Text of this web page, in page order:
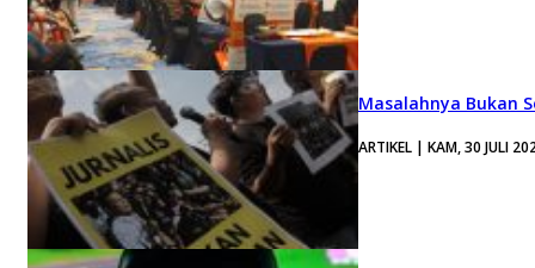
Masalahnya Bukan
ARTIKEL | KAM, 30 JULI